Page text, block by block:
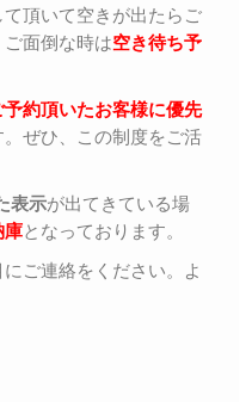
頂いて空きが出たらご
面倒な時は空き待ち予
予約頂いたお客様に優先
。ぜひ、この制度をご活
表示が出てきている場
庫となっております。
ご連絡をください。よ